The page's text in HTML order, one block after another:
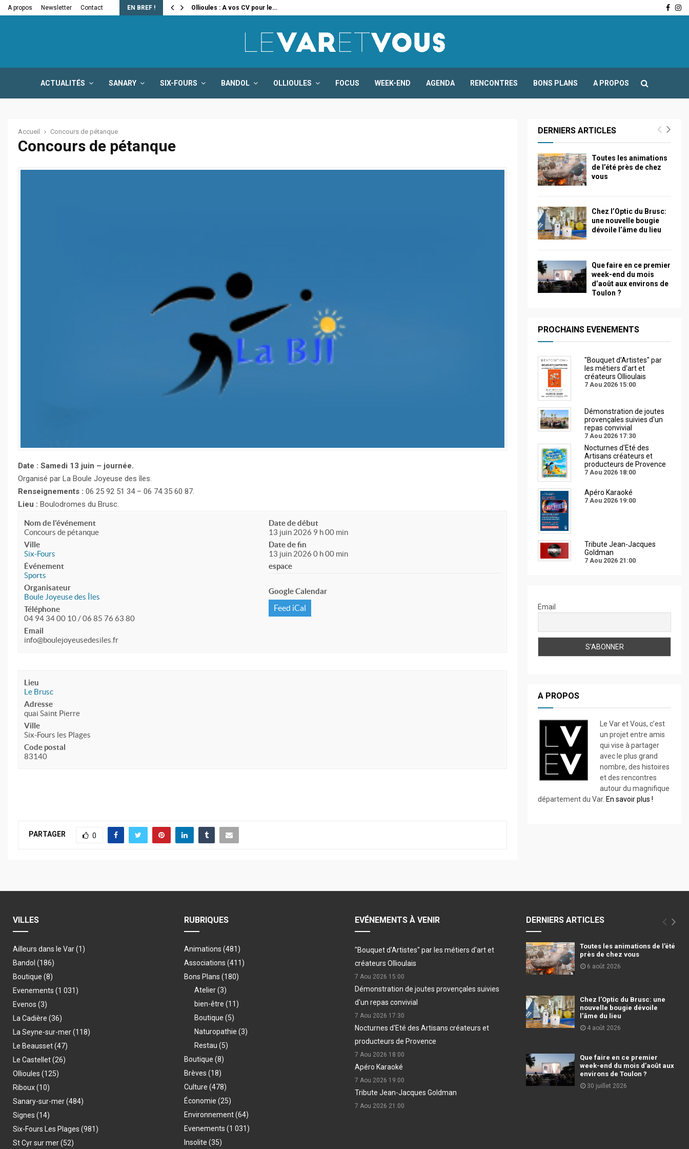
A propos Newsletter Contact EN BREF !
la fermeture… Ollioules : A vos CV pour le…
ACTUALITÉS SANARY SIX-FOURS BANDOL OLLIOULES FOCUS WEEK-END AGENDA RENCONTRES BONS PLANS A PROPOS
Accueil Concours de pétanque
Concours de pétanque
Date : Samedi 13 juin – journée.
Organisé par La Boule Joyeuse des îles.
Renseignements : 06 25 92 51 34 – 06 74 35 60 87.
Lieu : Boulodromes du Brusc.
Nom de l'événement
Concours de pétanque
Ville
Six-Fours
Événement
Sports
Organisateur
Boule Joyeuse des Îles
Téléphone
04 94 34 00 10 / 06 85 76 63 80
Email
info@boulejoyeusedesiles.fr
Date de début
13 juin 2026 9 h 00 min
Date de fin
13 juin 2026 0 h 00 min
espace
Google Calendar
Feed iCal
Lieu
Le Brusc
Adresse
quai Saint Pierre
Ville
Six-Fours les Plages
Code postal
83140
PARTAGER 0
DERNIERS ARTICLES
Toutes les animations
de l’été près de chez
vous
Chez l’Optic du Brusc:
une nouvelle bougie
dévoile l’âme du lieu
Que faire en ce premier
week-end du mois
d’août aux environs de
Toulon ?
PROCHAINS EVENEMENTS
"Bouquet d'Artistes" par
les métiers d'art et
créateurs Ollioulais
7 Aou 2026 15:00
Démonstration de joutes
provençales suivies d'un
repas convivial
7 Aou 2026 17:30
Nocturnes d'Eté des
Artisans créateurs et
producteurs de Provence
7 Aou 2026 18:00
Apéro Karaoké
7 Aou 2026 19:00
Tribute Jean-Jacques
Goldman
7 Aou 2026 21:00
Email
A PROPOS
Le Var et Vous, c’est
un projet entre amis
qui vise à partager
avec le plus grand
nombre, des histoires
et des rencontres
autour du magnifique
département du Var. En savoir plus !
VILLES
Ailleurs dans le Var(1)
Bandol (186)
Boutique (8)
Evenements (1 031)
Evenos (3)
La Cadière (36)
La Seyne-sur-mer(118)
Le Beausset(47)
Le Castellet(26)
Ollioules (125)
Riboux(10)
Sanary-sur-mer(484)
Signes (14)
Six-Fours Les Plages (981)
St Cyr sur mer(52)
RUBRIQUES
Animations (481)
Associations (411)
Bons Plans (180)
Atelier(3)
bien-être (11)
Boutique (5)
Naturopathie (3)
Restau (5)
Boutique (8)
Brèves (18)
Culture (478)
Économie (25)
Environnement(64)
Evenements (1 031)
Insolite (35)
EVÉNEMENTS À VENIR
"Bouquet d'Artistes" par les métiers d'art et
créateurs Ollioulais
7 Aou 2026 15:00
Démonstration de joutes provençales suivies
d'un repas convivial
7 Aou 2026 17:30
Nocturnes d'Eté des Artisans créateurs et
producteurs de Provence
7 Aou 2026 18:00
Apéro Karaoké
7 Aou 2026 19:00
Tribute Jean-Jacques Goldman
7 Aou 2026 21:00
DERNIERS ARTICLES
Toutes les animations de l’été
près de chez vous
6 août 2026
Chez l’Optic du Brusc: une
nouvelle bougie dévoile
l’âme du lieu
4 août 2026
Que faire en ce premier
week-end du mois d’août aux
environs de Toulon ?
30 juillet 2026